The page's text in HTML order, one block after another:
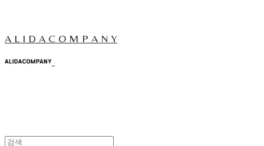
A L I D A C O M P A N Y